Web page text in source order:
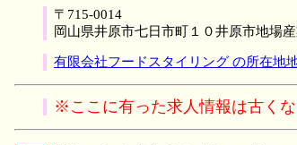
〒715-0014
岡山県井原市七日市町１０井原市地場
有限会社フードスタイリング の所在地
※ここに有った求人情報は古く